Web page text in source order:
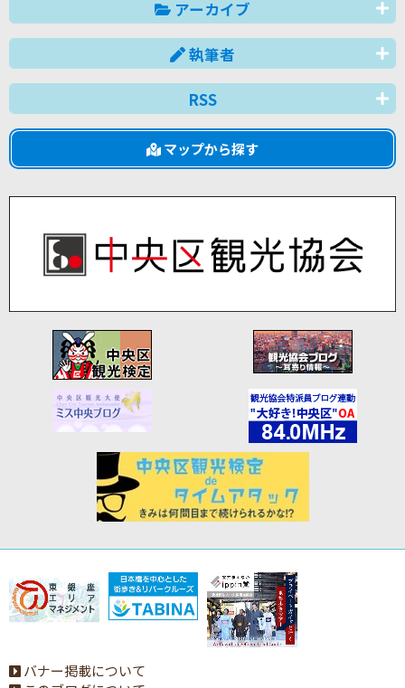
アーカイブ
執筆者
RSS
マップから探す
バナー掲載について